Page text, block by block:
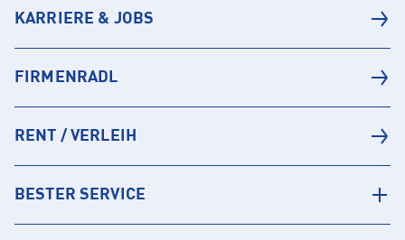
KARRIERE & JOBS
FIRMENRADL
RENT / VERLEIH
BESTER SERVICE